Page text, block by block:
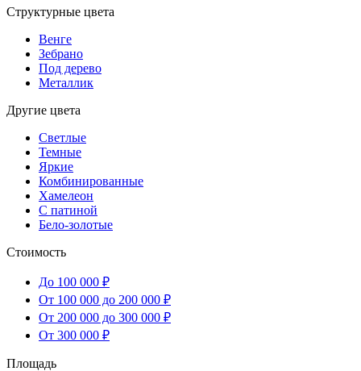
Структурные цвета
Венге
Зебрано
Под дерево
Металлик
Другие цвета
Светлые
Темные
Яркие
Комбинированные
Хамелеон
С патиной
Бело-золотые
Стоимость
До 100 000 ₽
От 100 000 до 200 000 ₽
От 200 000 до 300 000 ₽
От 300 000 ₽
Площадь